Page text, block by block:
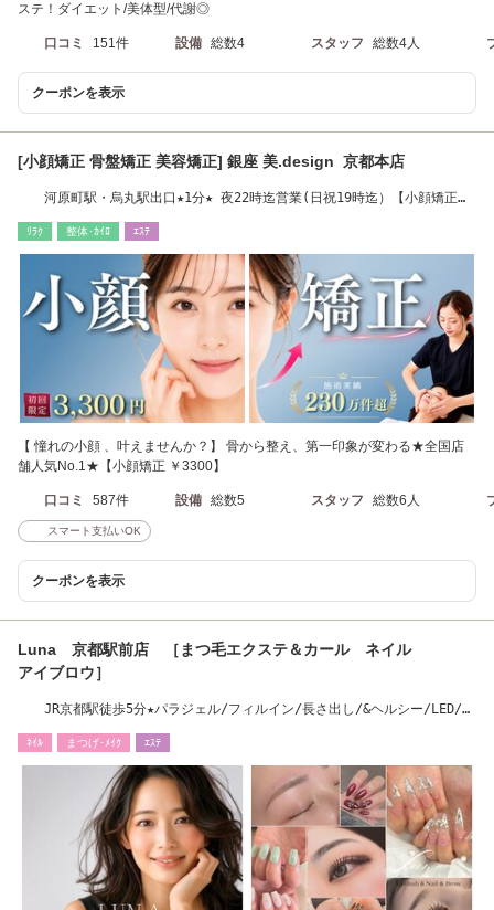
ステ！ダイエット/美体型/代謝◎
口コミ 151件 設備 総数4 スタッフ 総数4人
クーポンを表示
[小顔矯正 骨盤矯正 美容矯正] 銀座 美.design 京都本店
河原町駅・烏丸駅出口★1分★ 夜22時迄営業(日祝19時迄）【小顔矯正
ﾘﾗｸ 整体･ｶｲﾛ ｴｽﾃ
【 憧れの小顔 、叶えませんか？】 骨から整え、第一印象が変わる★全国店
舗人気No.1★【小顔矯正 ￥3300】
口コミ 587件 設備 総数5 スタッフ 総数6人
スマート支払いOK
クーポンを表示
Luna 京都駅前店 ［まつ毛エクステ＆カール ネイル
アイブロウ］
JR京都駅徒歩5分★パラジェル/フィルイン/長さ出し/&ヘルシー/LED/ま
ﾈｲﾙ まつげ･ﾒｲｸ ｴｽﾃ